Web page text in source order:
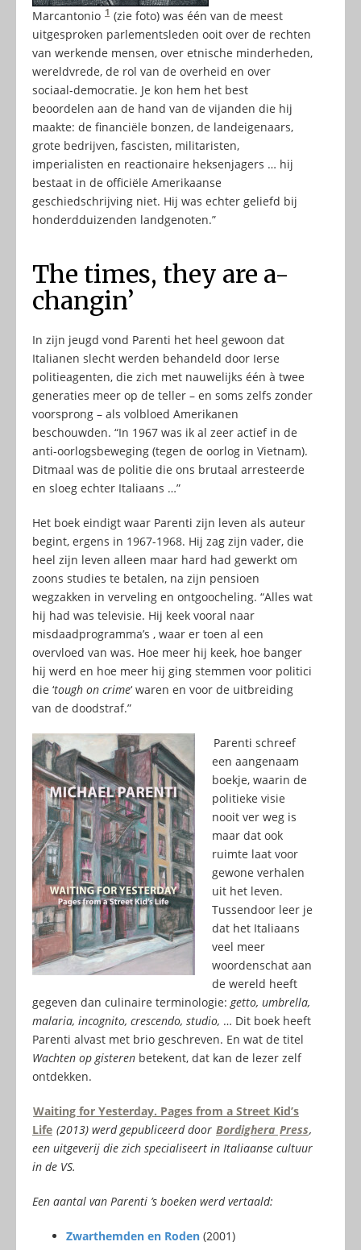
Marcantonio 1 (zie foto) was één van de meest
uitgesproken parlementsleden ooit over de rechten
van werkende mensen, over etnische minderheden,
wereldvrede, de rol van de overheid en over
sociaal-democratie. Je kon hem het best
beoordelen aan de hand van de vijanden die hij
maakte: de financiële bonzen, de landeigenaars,
grote bedrijven, fascisten, militaristen,
imperialisten en reactionaire heksenjagers … hij
bestaat in de officiële Amerikaanse
geschiedschrijving niet. Hij was echter geliefd bij
honderdduizenden landgenoten.”
The times, they are a-
changin’
In zijn jeugd vond Parenti het heel gewoon dat
Italianen slecht werden behandeld door Ierse
politieagenten, die zich met nauwelijks één à twee
generaties meer op de teller – en soms zelfs zonder
voorsprong – als volbloed Amerikanen
beschouwden. “In 1967 was ik al zeer actief in de
anti-oorlogsbeweging (tegen de oorlog in Vietnam).
Ditmaal was de politie die ons brutaal arresteerde
en sloeg echter Italiaans …”
Het boek eindigt waar Parenti zijn leven als auteur
begint, ergens in 1967-1968. Hij zag zijn vader, die
heel zijn leven alleen maar hard had gewerkt om
zoons studies te betalen, na zijn pensioen
wegzakken in verveling en ontgoocheling. “Alles wat
hij had was televisie. Hij keek vooral naar
misdaadprogramma’s , waar er toen al een
overvloed van was. Hoe meer hij keek, hoe banger
hij werd en hoe meer hij ging stemmen voor politici
die ‘tough on crime‘ waren en voor de uitbreiding
van de doodstraf.”
Parenti schreef
een aangenaam
boekje, waarin de
politieke visie
nooit ver weg is
maar dat ook
ruimte laat voor
gewone verhalen
uit het leven.
Tussendoor leer je
dat het Italiaans
veel meer
woordenschat aan
de wereld heeft
gegeven dan culinaire terminologie: getto, umbrella,
malaria, incognito, crescendo, studio, … Dit boek heeft
Parenti alvast met brio geschreven. En wat de titel
Wachten op gisteren betekent, dat kan de lezer zelf
ontdekken.
Waiting for Yesterday. Pages from a Street Kid’s
Life (2013) werd gepubliceerd door Bordighera Press,
een uitgeverij die zich specialiseert in Italiaanse cultuur
in de VS.
Een aantal van Parenti ’s boeken werd vertaald:
Zwarthemden en Roden (2001)